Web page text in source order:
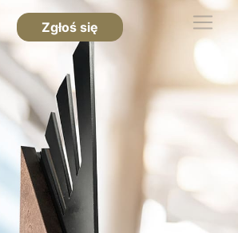
Zgłoś się